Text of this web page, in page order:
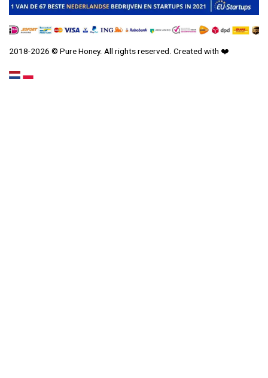
2018-2026 © Pure Honey. All rights reserved. Created with ❤️